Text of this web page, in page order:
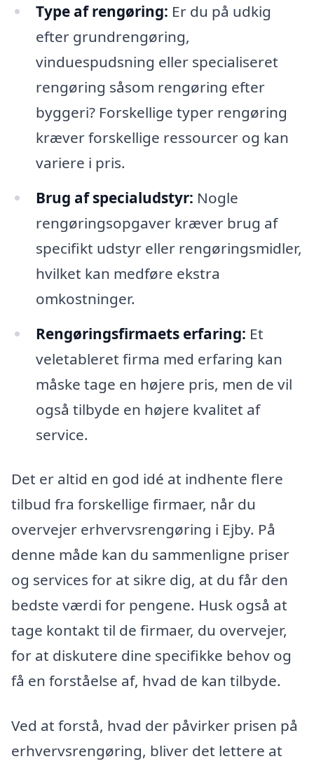
Type af rengøring: Er du på udkig
efter grundrengøring,
vinduespudsning eller specialiseret
rengøring såsom rengøring efter
byggeri? Forskellige typer rengøring
kræver forskellige ressourcer og kan
variere i pris.
Brug af specialudstyr: Nogle
rengøringsopgaver kræver brug af
specifikt udstyr eller rengøringsmidler,
hvilket kan medføre ekstra
omkostninger.
Rengøringsfirmaets erfaring: Et
veletableret firma med erfaring kan
måske tage en højere pris, men de vil
også tilbyde en højere kvalitet af
service.
Det er altid en god idé at indhente flere
tilbud fra forskellige firmaer, når du
overvejer erhvervsrengøring i Ejby. På
denne måde kan du sammenligne priser
og services for at sikre dig, at du får den
bedste værdi for pengene. Husk også at
tage kontakt til de firmaer, du overvejer,
for at diskutere dine specifikke behov og
få en forståelse af, hvad de kan tilbyde.
Ved at forstå, hvad der påvirker prisen på
erhvervsrengøring, bliver det lettere at